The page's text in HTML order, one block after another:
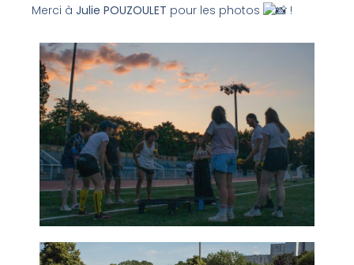
Merci à Julie POUZOULET pour les photos !